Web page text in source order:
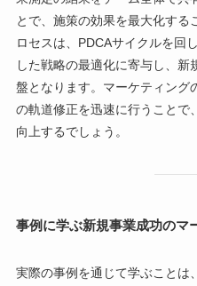
とで、施策の効果を最大化す
ロセスは、PDCAサイクルを回
した戦略の最適化に寄与し、
盤となります。マーケティング
の軌道修正を迅速に行うことで
向上するでしょう。
事例に学ぶ新規事業成功のマ
実際の事例を通じて学ぶことは